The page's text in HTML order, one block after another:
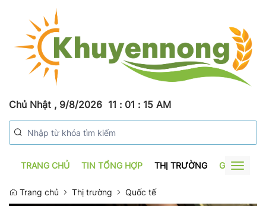
Chủ Nhật , 9/8/2026 11 : 01 : 16 AM
TRANG CHỦ TIN TỔNG HỢP THỊ TRƯỜNG GƯƠNG
Toggle
Trang chủ
Thị trường Quốc tế